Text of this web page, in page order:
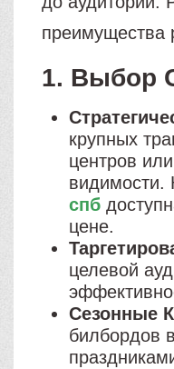
преимущества
1. Выбор
крупных
центров
видимости.
спб
цене.
целевой
Сезонные
билбордов